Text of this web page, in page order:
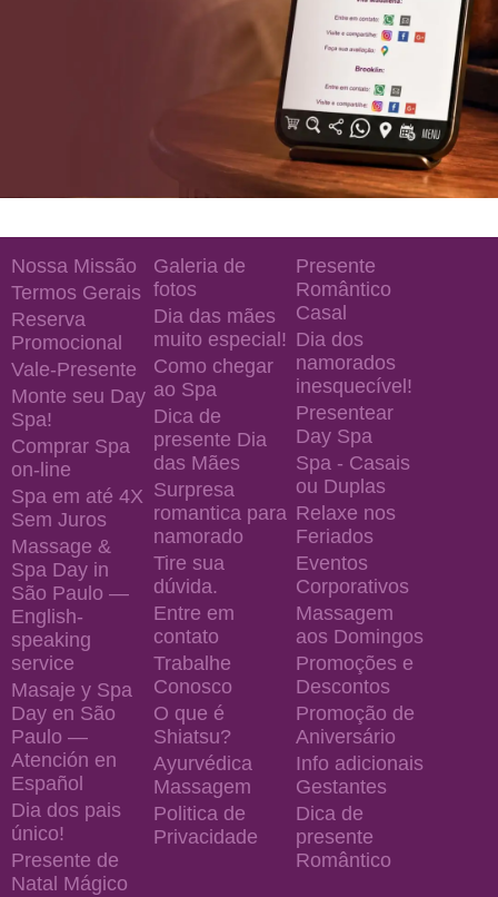
Nossa Missão
Termos Gerais
Reserva
Promocional
Vale-Presente
Monte seu Day
Spa!
Comprar Spa
on-line
Spa em até 4X
Sem Juros
Massage &
Spa Day in
São Paulo —
English-
speaking
service
Masaje y Spa
Day en São
Paulo —
Atención en
Español
Dia dos pais
único!
Presente de
Natal Mágico
Galeria de
fotos
Dia das mães
muito especial!
Como chegar
ao Spa
Dica de
presente Dia
das Mães
Surpresa
romantica para
namorado
Tire sua
dúvida.
Entre em
contato
Trabalhe
Conosco
O que é
Shiatsu?
Ayurvédica
Massagem
Politica de
Privacidade
Presente
Romântico
Casal
Dia dos
namorados
inesquecível!
Presentear
Day Spa
Spa - Casais
ou Duplas
Relaxe nos
Feriados
Eventos
Corporativos
Massagem
aos Domingos
Promoções e
Descontos
Promoção de
Aniversário
Info adicionais
Gestantes
Dica de
presente
Romântico